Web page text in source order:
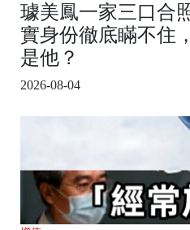
璩美鳳一家三口合
實身份徹底瞞不住
是他？
2026-08-04